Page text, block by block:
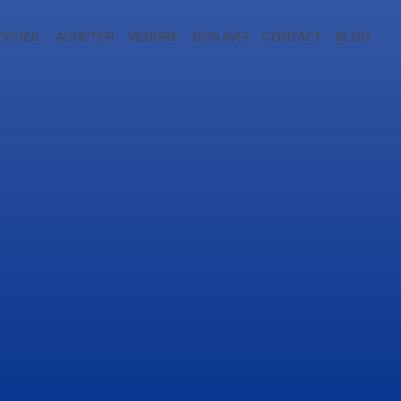
ACHETER VENDRE NOS AVIS CONTACT BLOG